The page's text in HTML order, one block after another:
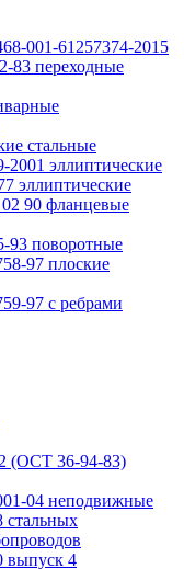
001-61257374-2015
83 переходные
стальные
эллиптические
эллиптические
90 фланцевые
93 поворотные
97 плоские
97 с ребрами
(ОСТ 36-94-83)
04 неподвижные
выпуск 4